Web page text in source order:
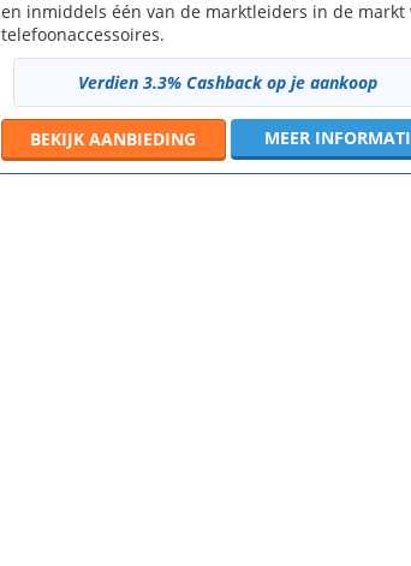
en inmiddels één van de marktleiders in de markt
telefoonaccessoires.
Verdien 3.3% Cashback op je aankoop
BEKIJKAANBIEDING MEER